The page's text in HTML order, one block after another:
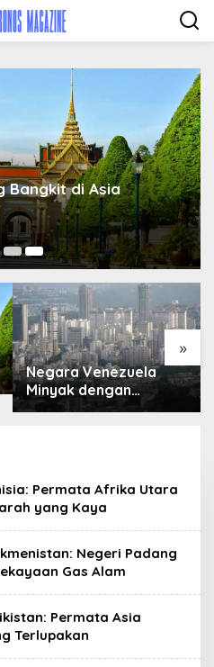
Bangkit di Asia
»
Negara Venezuela
Minyak dengan
Keindahan Alam
Permata Afrika Utara
yang Kaya
Negeri Padang
Gas Alam
Permata Asia
Terlupakan